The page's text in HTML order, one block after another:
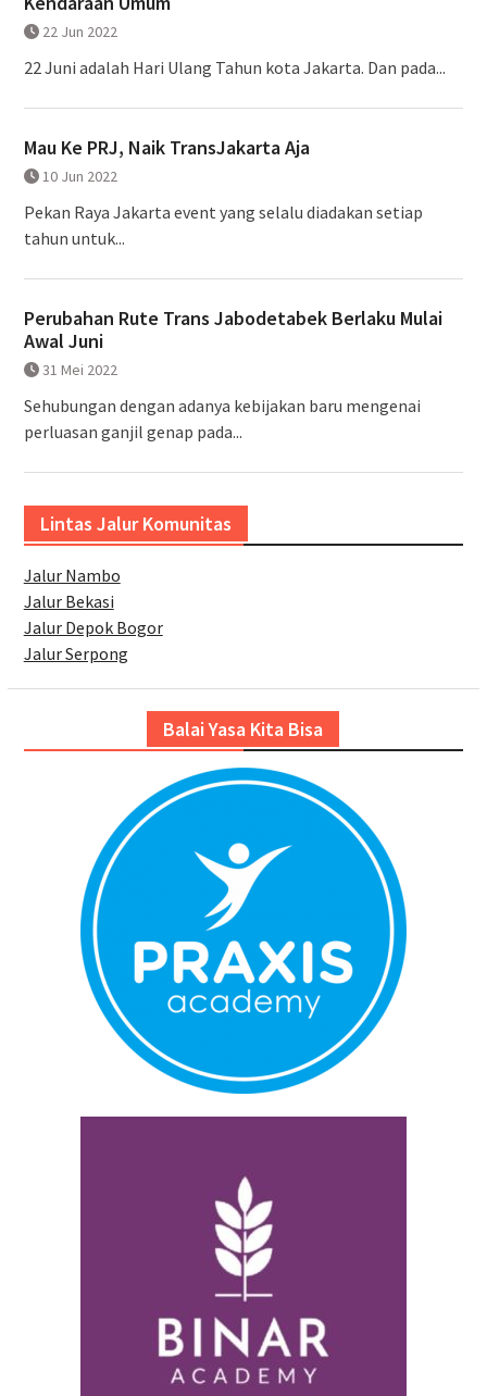
22 Jun 2022
22 Juni adalah Hari Ulang Tahun kota Jakarta. Dan pada...
Mau Ke PRJ, Naik TransJakarta Aja
10 Jun 2022
Pekan Raya Jakarta event yang selalu diadakan setiap
tahun untuk...
Perubahan Rute Trans Jabodetabek Berlaku Mulai
Awal Juni
31 Mei 2022
Sehubungan dengan adanya kebijakan baru mengenai
perluasan ganjil genap pada...
Lintas Jalur Komunitas
Jalur Nambo
Jalur Bekasi
Jalur Depok Bogor
Jalur Serpong
Balai Yasa Kita Bisa